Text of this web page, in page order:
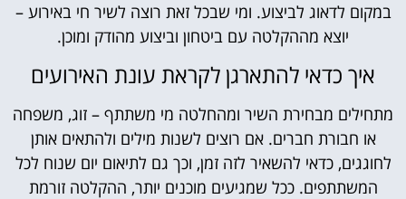
לדאוג לביצוע. ומי שבכל זאת רוצה לשיר חי באירוע –
יוצא מההקלטה עם ביטחון וביצוע מהודק ומוכן.
איך כדאי להתארגן לקראת עונת האירועים
מבחירת השיר ומהחלטה מי משתתף – זוג, משפחה
או חבורת חברים. אם רוצים לשנות מילים ולהתאים אותן
כדאי להשאיר לזה זמן, וכך גם לתיאום יום שנוח לכל
המשתתפים. ככל שמגיעים מוכנים יותר, ההקלטה זורמת